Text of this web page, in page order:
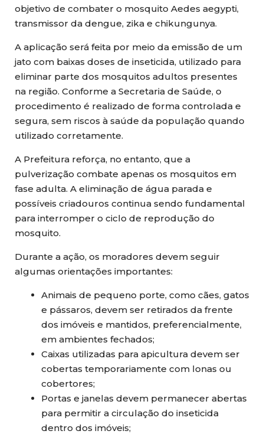
objetivo de combater o mosquito Aedes aegypti,
transmissor da dengue, zika e chikungunya.
A aplicação será feita por meio da emissão de um
jato com baixas doses de inseticida, utilizado para
eliminar parte dos mosquitos adultos presentes
na região. Conforme a Secretaria de Saúde, o
procedimento é realizado de forma controlada e
segura, sem riscos à saúde da população quando
utilizado corretamente.
A Prefeitura reforça, no entanto, que a
pulverização combate apenas os mosquitos em
fase adulta. A eliminação de água parada e
possíveis criadouros continua sendo fundamental
para interromper o ciclo de reprodução do
mosquito.
Durante a ação, os moradores devem seguir
algumas orientações importantes:
Animais de pequeno porte, como cães, gatos
e pássaros, devem ser retirados da frente
dos imóveis e mantidos, preferencialmente,
em ambientes fechados;
Caixas utilizadas para apicultura devem ser
cobertas temporariamente com lonas ou
cobertores;
Portas e janelas devem permanecer abertas
para permitir a circulação do inseticida
dentro dos imóveis;